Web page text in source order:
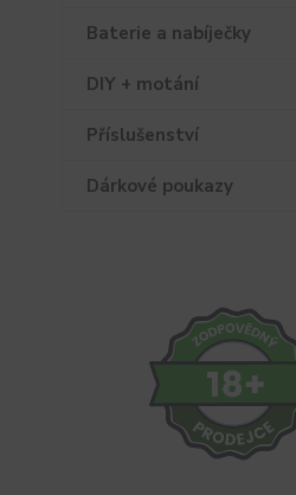
Baterie a nabíječky
DIY + motání
Příslušenství
Dárkové poukazy